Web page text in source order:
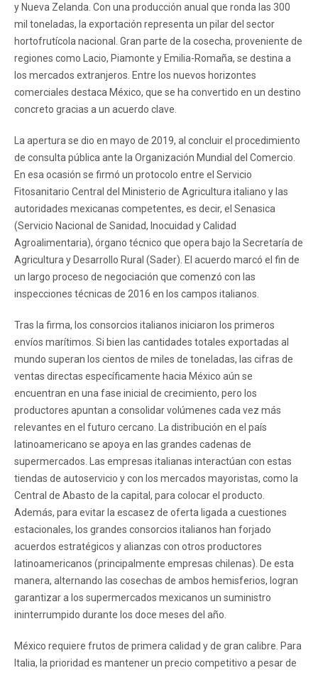
y Nueva Zelanda. Con una producción anual que ronda las 300
mil toneladas, la exportación representa un pilar del sector
hortofrutícola nacional. Gran parte de la cosecha, proveniente de
regiones como Lacio, Piamonte y Emilia-Romaña, se destina a
los mercados extranjeros. Entre los nuevos horizontes
comerciales destaca México, que se ha convertido en un destino
concreto gracias a un acuerdo clave.
La apertura se dio en mayo de 2019, al concluir el procedimiento
de consulta pública ante la Organización Mundial del Comercio.
En esa ocasión se firmó un protocolo entre el Servicio
Fitosanitario Central del Ministerio de Agricultura italiano y las
autoridades mexicanas competentes, es decir, el Senasica
(Servicio Nacional de Sanidad, Inocuidad y Calidad
Agroalimentaria), órgano técnico que opera bajo la Secretaría de
Agricultura y Desarrollo Rural (Sader). El acuerdo marcó el fin de
un largo proceso de negociación que comenzó con las
inspecciones técnicas de 2016 en los campos italianos.
Tras la firma, los consorcios italianos iniciaron los primeros
envíos marítimos. Si bien las cantidades totales exportadas al
mundo superan los cientos de miles de toneladas, las cifras de
ventas directas específicamente hacia México aún se
encuentran en una fase inicial de crecimiento, pero los
productores apuntan a consolidar volúmenes cada vez más
relevantes en el futuro cercano. La distribución en el país
latinoamericano se apoya en las grandes cadenas de
supermercados. Las empresas italianas interactúan con estas
tiendas de autoservicio y con los mercados mayoristas, como la
Central de Abasto de la capital, para colocar el producto.
Además, para evitar la escasez de oferta ligada a cuestiones
estacionales, los grandes consorcios italianos han forjado
acuerdos estratégicos y alianzas con otros productores
latinoamericanos (principalmente empresas chilenas). De esta
manera, alternando las cosechas de ambos hemisferios, logran
garantizar a los supermercados mexicanos un suministro
ininterrumpido durante los doce meses del año.
México requiere frutos de primera calidad y de gran calibre. Para
Italia, la prioridad es mantener un precio competitivo a pesar de